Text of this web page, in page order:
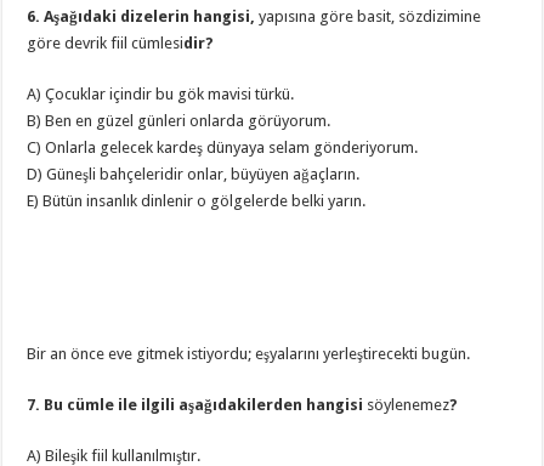
6. Aşağıdaki dizelerin hangisi,yapısına göre basit, sözdizimine
göre devrik fiil cümlesidir?
A) Çocuklar içindir bu gök mavisi türkü.
B) Ben en güzel günleri onlarda görüyorum.
C) Onlarla gelecek kardeş dünyaya selam gönderiyorum.
D) Güneşli bahçeleridir onlar, büyüyen ağaçların.
E) Bütün insanlık dinlenir o gölgelerde belki yarın.
Bir an önce eve gitmek istiyordu; eşyalarını yerleştirecekti bugün.
7. Bu cümle ile ilgili aşağıdakilerden hangisi söylenemez?
A) Bileşik fiil kullanılmıştır.